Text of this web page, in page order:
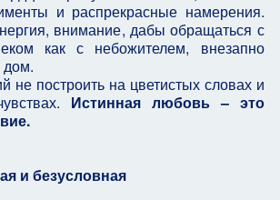
и распрекрасные намерения.
внимание, дабы обращаться с
как с небожителем, внезапно
не построить на цветистых словах и
Истинная любовь – это
и безусловная